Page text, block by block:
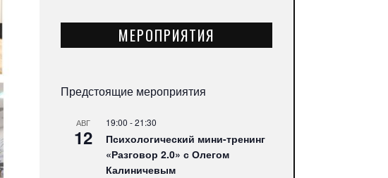
МЕРОПРИЯТИЯ
Предстоящие мероприятия
АВГ
12
19:00 -21:30
Психологический мини-тренинг
«Разговор 2.0» с Олегом
Калиничевым